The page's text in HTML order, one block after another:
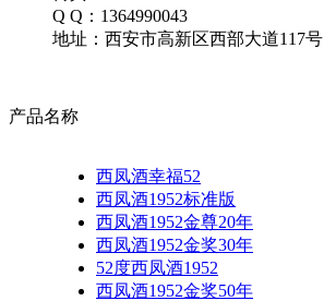
Q Q：1364990043
地址：西安市高新区西部大道117号
产品名称
西凤酒幸福52
西凤酒1952标准版
西凤酒1952金尊20年
西凤酒1952金奖30年
52度西凤酒1952
西凤酒1952金奖50年